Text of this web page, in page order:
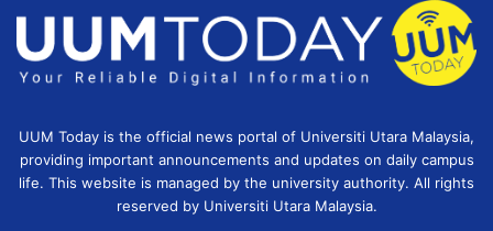
UUM Today is the official news portal of Universiti Utara Malaysia,
providing important announcements and updates on daily campus
life. This website is managed by the university authority. All rights
reserved by Universiti Utara Malaysia.